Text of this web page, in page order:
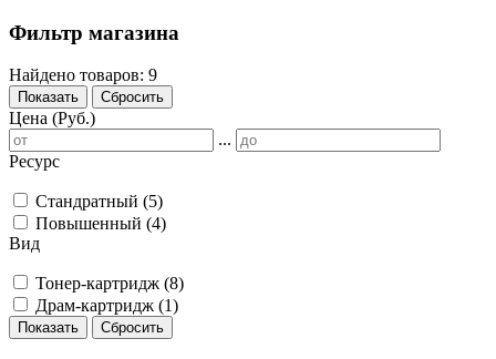
Фильтр магазина
Найдено товаров: 9
Показать Сбросить
Цена (Руб.)
...
Ресурс
Стандратный (5)
Повышенный (4)
Вид
Тонер-картридж (8)
Драм-картридж (1)
Показать Сбросить